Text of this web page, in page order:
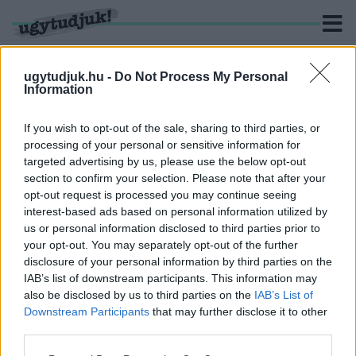
ugytudjuk.hu - Do Not Process My Personal
Information
If you wish to opt-out of the sale, sharing to third parties, or
processing of your personal or sensitive information for
targeted advertising by us, please use the below opt-out
section to confirm your selection. Please note that after your
opt-out request is processed you may continue seeing
interest-based ads based on personal information utilized by
us or personal information disclosed to third parties prior to
your opt-out. You may separately opt-out of the further
disclosure of your personal information by third parties on the
IAB’s list of downstream participants. This information may
also be disclosed by us to third parties on the IAB’s List of
Downstream Participants that may further disclose it to other
KERESÉS
1 hír találató a(z) "Horváth Hajnalka" cimkével ellátva.
NEM A KERREGŐ SUGÁRZÁSMÉRŐ MIATT
VESZÉLYES A CSERNOBILI ZÓNA
2022. május. 11. 07:07
A csernobili atomerőmű-baleset 1986-os katasztrófája után az
ukrán lakosság kitelepítése a sugárszennyezett területről ugyan
csak 36 órás késéssel indult meg, ám akkor mindent
hátrahagyva kezdték el az emberek elszállítását. A felrobbant
reaktor körüli 30 kilométeres úgynevezett Zónából közel 130